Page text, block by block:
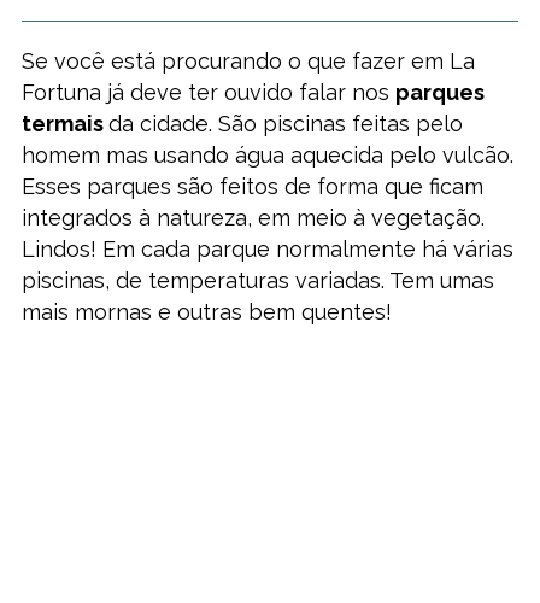
Se você está procurando o que fazer em La
Fortuna já deve ter ouvido falar nos parques
termaisda cidade. São piscinas feitas pelo
homem mas usando água aquecida pelo vulcão.
Esses parques são feitos de forma que ficam
integrados à natureza, em meio à vegetação.
Lindos! Em cada parque normalmente há várias
piscinas, de temperaturas variadas. Tem umas
mais mornas e outras bem quentes!